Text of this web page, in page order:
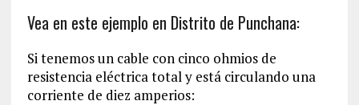
Vea en este ejemplo en Distrito de Punchana:
Si tenemos un cable con cinco ohmios de
resistencia eléctrica total y está circulando una
corriente de diez amperios: